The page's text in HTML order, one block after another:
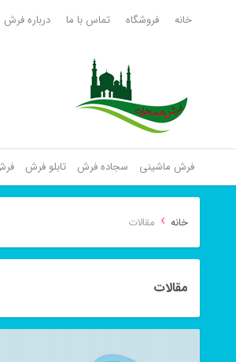
خانه فروشگاه تماس با ما درباره
فرش ماشینی سجاده فرش تابلو فرش
خانه › مقالات
مقالات